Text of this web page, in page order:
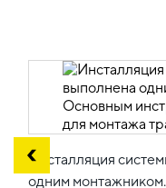
Инсталляция
одним